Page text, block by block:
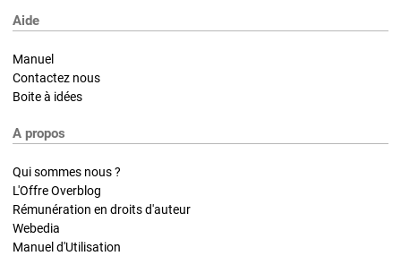
Aide
Manuel
Contactez nous
Boite à idées
A propos
Qui sommes nous ?
L'Offre Overblog
Rémunération en droits d'auteur
Webedia
Manuel d'Utilisation